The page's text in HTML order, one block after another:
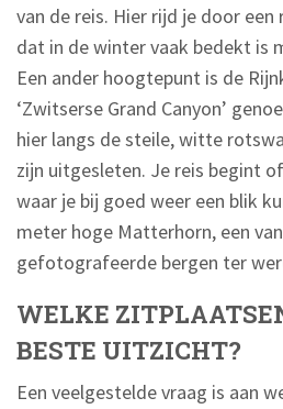
van de reis. Hier rijd je door een
dat in de winter vaak bedekt is
Een ander hoogtepunt is de
‘Zwitserse Grand Canyon’
hier langs de steile, witte
zijn uitgesleten. Je reis begint
waar je bij goed weer een blik
meter hoge Matterhorn, een
gefotografeerde bergen ter
WELKE
BESTE UITZICHT?
Een veelgestelde vraag is aan